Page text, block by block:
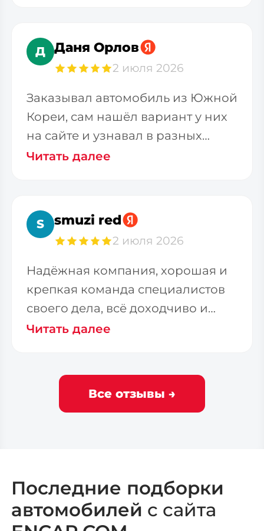
Д Даня Орлов
2 июля 2026
Заказывал автомобиль из Южной
Кореи, сам нашёл вариант у них
на сайте и узнавал в разных
фирмах стоимость
Читать далее
S smuzi red
2 июля 2026
Надёжная компания, хорошая и
крепкая команда специалистов
своего дела, всё доходчиво и
терпеливо доносят до
Читать далее
Все отзывы →
Последние подборки
автомобилей с сайта